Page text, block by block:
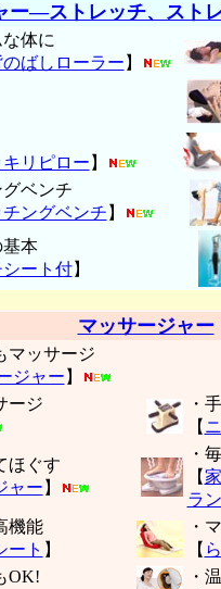
ー―ストレッチ、スト
体に
ばしローラー 】
リピロー 】
グベンチ
ングベンチ 】
基本
ート付】
マッサージャー
マッサージ
ジャー 】
ージ
・
【
ほぐす
ャー 】
・
【
ラ
機能
ート 】
・
【
OK!
・